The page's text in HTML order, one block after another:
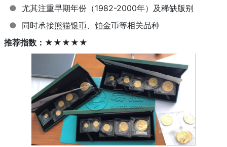
● 尤其注重早期年份（1982-2000年）及稀缺版别
● 同时承接熊猫银币 铂金币等相关品种
推荐指数：★★★★★